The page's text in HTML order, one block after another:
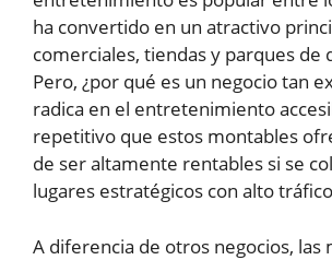
ha convertido en un atractivo
comerciales, tiendas y parques de
Pero, ¿por qué es un negocio tan
radica en el entretenimiento
repetitivo que estos montables
de ser altamente rentables si se
lugares estratégicos con alto
A diferencia de otros negocios, las